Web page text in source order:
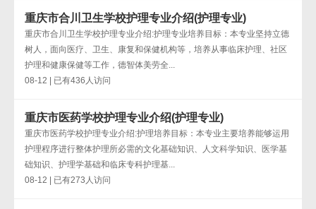
重庆市合川卫生学校护理专业介绍(护理专业)
重庆市合川卫生学校护理专业介绍:护理专业培养目标：本专业坚持立德
树人，面向医疗、卫生、康复和保健机构等，培养从事临床护理、社区
护理和健康保健等工作，德智体美劳全...
08-12 | 已有436人访问
重庆市医药学校护理专业介绍(护理专业)
重庆市医药学校护理专业介绍:护理培养目标：本专业主要培养能够运用
护理程序进行整体护理所必需的文化基础知识、人文科学知识、医学基
础知识、护理学基础和临床专科护理基...
08-12 | 已有273人访问